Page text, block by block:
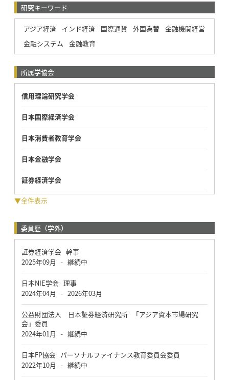
研究キーワード
アジア経済 インド経済 国際通貨 外国為替 金融機関経営
金融システム
金融教育
所属学協会
信用理論研究学会
日本国際経済学会
日本消費者教育学会
日本金融学会
証券経済学会
▼全件表示
委員歴（学外）
証券経済学会 幹事
2025年09月
- 継続中
日本NIE学会 理事
2024年04月
- 2026年03月
公益財団法人 日本証券経済研究所 「アジア資本市場研究
会」委員
2024年01月
- 継続中
日本FP協会 パーソナルファイナンス教育委員会委員
2022年10月
- 継続中